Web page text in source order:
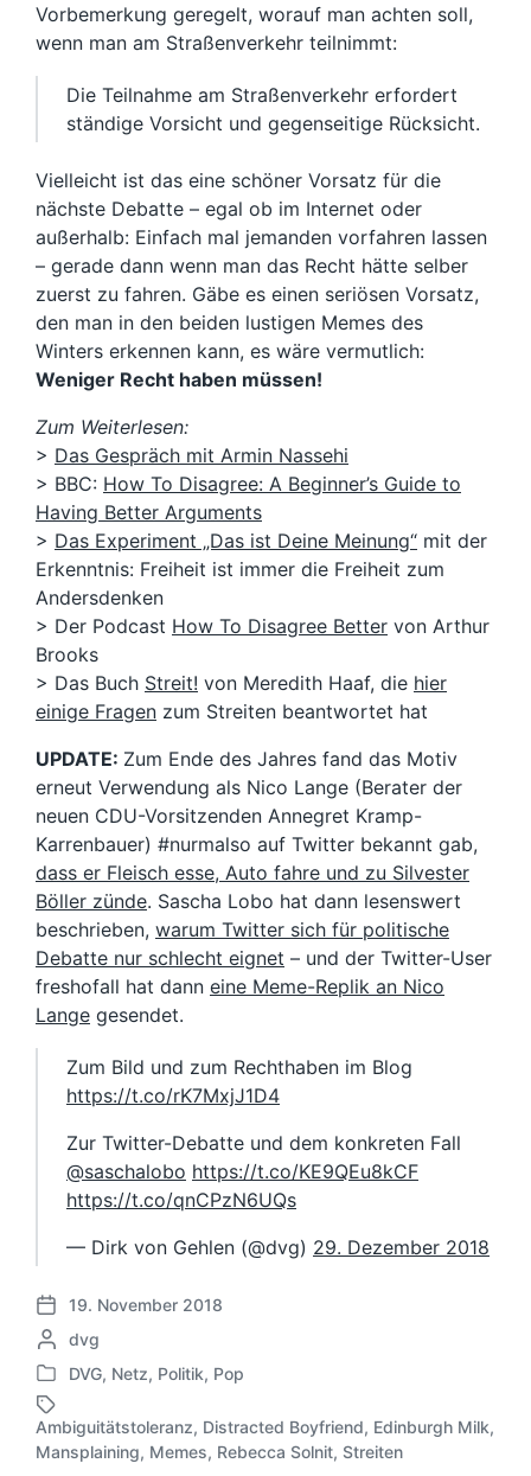
Vorbemerkung geregelt, worauf man achten soll,
wenn man am Straßenverkehr teilnimmt:
Die Teilnahme am Straßenverkehr erfordert
ständige Vorsicht und gegenseitige Rücksicht.
Vielleicht ist das eine schöner Vorsatz für die
nächste Debatte – egal ob im Internet oder
außerhalb: Einfach mal jemanden vorfahren lassen
– gerade dann wenn man das Recht hätte selber
zuerst zu fahren. Gäbe es einen seriösen Vorsatz,
den man in den beiden lustigen Memes des
Winters erkennen kann, es wäre vermutlich:
Weniger Recht haben müssen!
Zum Weiterlesen:
> Das Gespräch mit Armin Nassehi
> BBC: How To Disagree: A Beginner’s Guide to
Having Better Arguments
> Das Experiment „Das ist Deine Meinung“ mit der
Erkenntnis: Freiheit ist immer die Freiheit zum
Andersdenken
> Der Podcast How To Disagree Better von Arthur
Brooks
> Das Buch Streit! von Meredith Haaf, die hier
einige Fragen zum Streiten beantwortet hat
UPDATE: Zum Ende des Jahres fand das Motiv
erneut Verwendung als Nico Lange (Berater der
neuen CDU-Vorsitzenden Annegret Kramp-
Karrenbauer) #nurmalso auf Twitter bekannt gab,
dass er Fleisch esse, Auto fahre und zu Silvester
Böller zünde. Sascha Lobo hat dann lesenswert
beschrieben, warum Twitter sich für politische
Debatte nur schlecht eignet – und der Twitter-User
freshofall hat dann eine Meme-Replik an Nico
Lange gesendet.
Zum Bild und zum Rechthaben im Blog
https://t.co/rK7MxjJ1D4
Zur Twitter-Debatte und dem konkreten Fall
@saschalobo https://t.co/KE9QEu8kCF
https://t.co/qnCPzN6UQs
— Dirk von Gehlen (@dvg) 29. Dezember 2018
V
e
r
ö
f
19. November 2018
G
e
c
h
r
dvg
V
e
r
ö
DVG, Netz, Politik, Pop
S
Ambiguitätstoleranz, Distracted Boyfriend, Edinburgh Milk,
Mansplaining, Memes, Rebecca Solnit, Streiten